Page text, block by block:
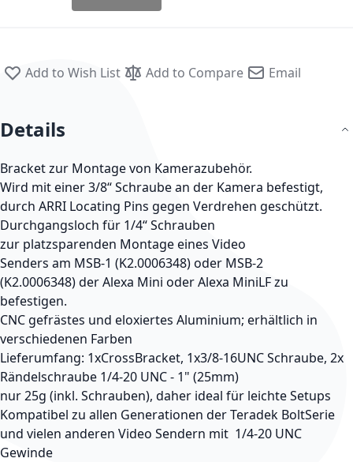
Add to Wish List Add to Compare Email
Details
Bracket zur Montage von Kamerazubehör.
Wird mit einer 3/8“ Schraube an der Kamera befestigt,
durch ARRI Locating Pins gegen Verdrehen geschützt.
Durchgangsloch für 1/4“ Schrauben
zur platzsparenden Montage eines Video
Senders am MSB-1 (K2.0006348) oder MSB-2
(K2.0006348) der Alexa Mini oder Alexa MiniLF zu
befestigen.
CNC gefrästes und eloxiertes Aluminium; erhältlich in
verschiedenen Farben
Lieferumfang: 1xCrossBracket, 1x3/8-16UNC Schraube, 2x
Rändelschraube 1/4-20 UNC - 1" (25mm)
nur 25g (inkl. Schrauben), daher ideal für leichte Setups
Kompatibel zu allen Generationen der Teradek BoltSerie
und vielen anderen Video Sendern mit 1/4-20 UNC
Gewinde